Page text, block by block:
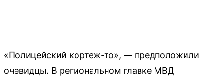
«Полицейский кортеж-то», — предположили
очевидцы. В региональном главке МВД